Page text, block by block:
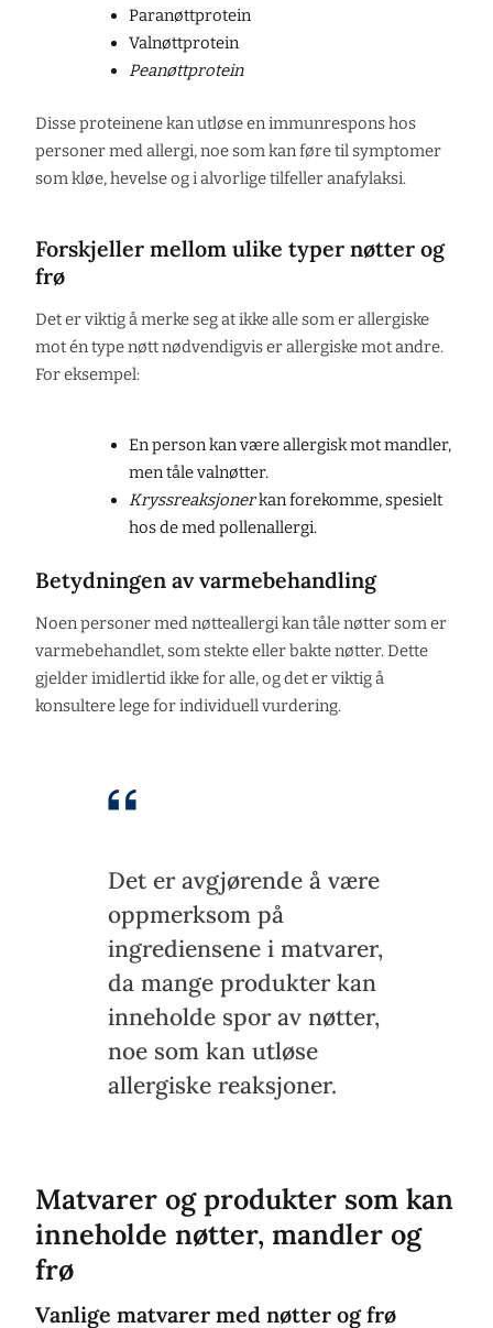
Paranøttprotein
Valnøttprotein
Peanøttprotein
Disse proteinene kan utløse en immunrespons hos
personer med allergi, noe som kan føre til symptomer
som kløe, hevelse og i alvorlige tilfeller anafylaksi.
Forskjeller mellom ulike typer nøtter og
frø
Det er viktig å merke seg at ikke alle som er allergiske
mot én type nøtt nødvendigvis er allergiske mot andre.
For eksempel:
En person kan være allergisk mot mandler,
men tåle valnøtter.
Kryssreaksjonerkan forekomme, spesielt
hos de med pollenallergi.
Betydningen av varmebehandling
Noen personer med nøtteallergi kan tåle nøtter som er
varmebehandlet, som stekte eller bakte nøtter. Dette
gjelder imidlertid ikke for alle, og det er viktig å
konsultere lege for individuell vurdering.
Det er avgjørende å være
oppmerksom på
ingrediensene i matvarer,
da mange produkter kan
inneholde spor av nøtter,
noe som kan utløse
allergiske reaksjoner.
Matvarer og produkter som kan
inneholde nøtter, mandler og
frø
Vanlige matvarer med nøtter og frø